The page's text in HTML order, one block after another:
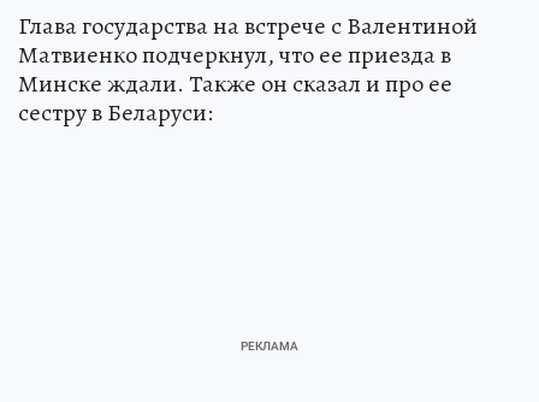
Глава государства на встрече с Валентиной
Матвиенко подчеркнул, что ее приезда в
Минске ждали. Также он сказал и про ее
сестру в Беларуси: